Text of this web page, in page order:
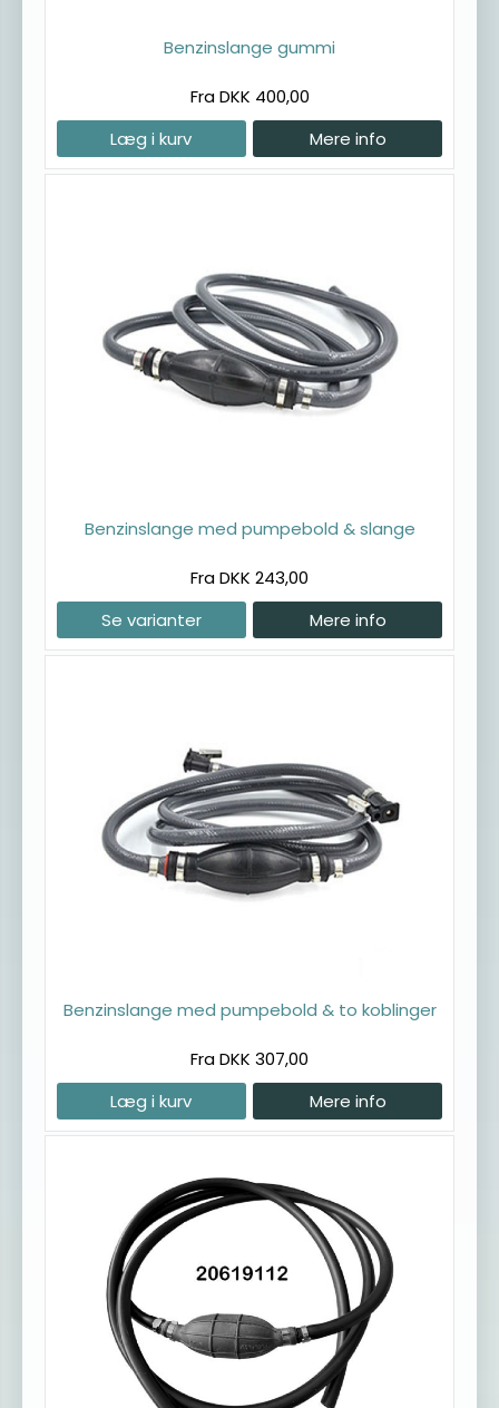
Benzinslange gummi
Fra DKK 400,00
Læg i kurv
Mere info
Benzinslange med pumpebold & slange
Fra DKK 243,00
Se varianter
Mere info
Benzinslange med pumpebold & to koblinger
Fra DKK 307,00
Læg i kurv
Mere info